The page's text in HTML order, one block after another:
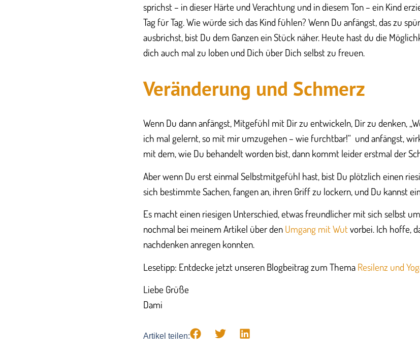
sprichst – in dieser Härte und Verachtung und in diesem Ton – ein Kind
Tag für Tag. Wie würde sich das Kind fühlen? Wenn Du anfängst, das zu
ausbrichst, bist Du dem Ganzen ein Stück näher. Heute hast du die
dich auch mal zu loben und Dich über Dich selbst zu freuen.
Veränderung und Schmerz
Wenn Du dann anfängst, Mitgefühl mit Dir zu entwickeln, Dir zu denken,
ich mal gelernt, so mit mir umzugehen – wie furchtbar!“ und anfängst,
mit dem, wie Du behandelt worden bist, dann kommt leider erstmal der
Aber wenn Du erst einmal Selbstmitgefühl hast, bist Du plötzlich einen
sich bestimmte Sachen, fangen an, ihren Griff zu lockern, und Du kannst
​​Es macht einen riesigen Unterschied, etwas freundlicher mit sich selbst
nochmal bei meinem Artikel über den Umgang mit Wutvorbei. Ich hoffe,
nachdenken anregen konnten.
Lesetipp: Entdecke jetzt unseren Blogbeitrag zum Thema Resilenz und
​​Liebe Grüße
Dami
Artikel teilen: